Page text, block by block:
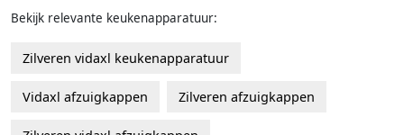
Bekijk relevante keukenapparatuur:
Zilveren vidaxl keukenapparatuur
Vidaxl afzuigkappen Zilveren afzuigkappen